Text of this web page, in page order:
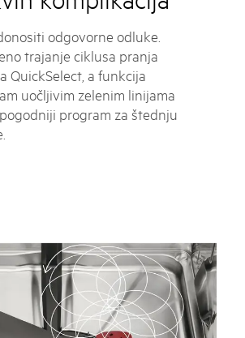
odgovorne odluke.
trajanje ciklusa pranja
QuickSelect, a funkcija
uočljivim zelenim linijama
program za štednju